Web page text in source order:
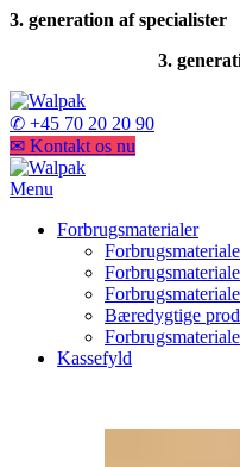
3. generation af specialister
3.
✆ +45 70 20 20 90
✉ Kontakt os nu
Menu
Forbrugsmaterialer
Bæredygtige
Kassefyld